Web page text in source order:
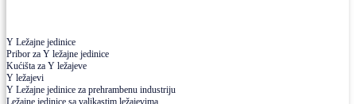
Y Ležajne jedinice
Pribor za Y ležajne jedinice
Kućišta za Y ležajeve
Y ležajevi
Y Ležajne jedinice za prehrambenu industriju
Ležajne jedinice sa valjkastim ležajevima